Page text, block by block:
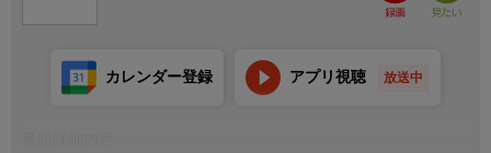
カレンダー登録 アプリ視聴 放送中